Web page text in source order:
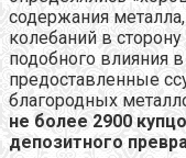
содержания
колебаний в
подобного влияния
предоставленные
благородных
не более 2900
депозитного